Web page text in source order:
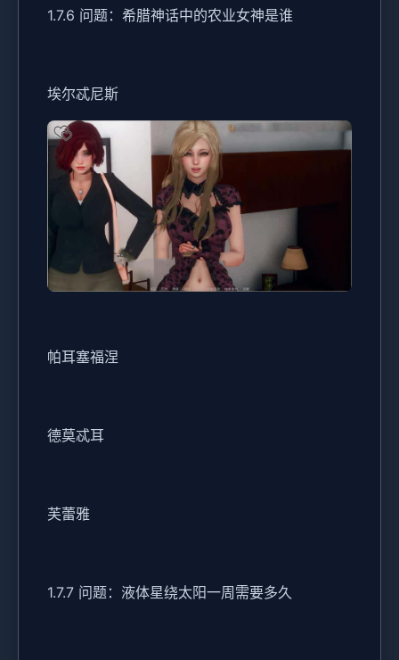
1.7.6 问题：希腊神话中的农业女神是谁
埃尔忒尼斯
帕耳塞福涅
德莫忒耳
芙蕾雅
1.7.7 问题：液体星绕太阳一周需要多久